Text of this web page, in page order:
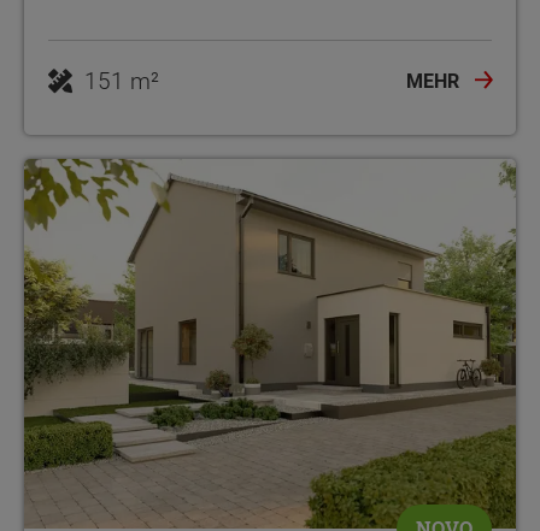
151 m² MEHR